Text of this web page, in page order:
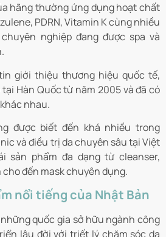
hãng thường ứng dụng hoạt chất
PDRN, Vitamin K cùng nhiều
nghiệp đang được spa và
giới thiệu thương hiệu quốc tế,
Hàn Quốc từ năm 2005 và đã có
nhau.
được biết đến khá nhiều trong
và điều trị da chuyên sâu tại Việt
sản phẩm đa dạng từ cleanser,
đến mask chuyên dụng.
nổi tiếng của Nhật Bản
quốc gia sở hữu ngành công
lâu đời với triết lý chăm sóc da